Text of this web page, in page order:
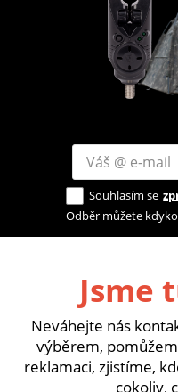
Souhlasím se
Odběr můžete
Jsme
Neváhejte nás
výběrem,
reklamaci, zjistíme,
cokoliv,